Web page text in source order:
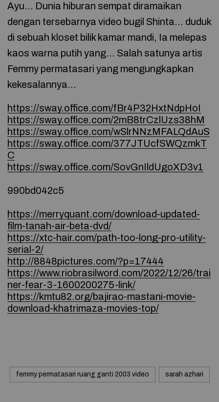
Ayu… Dunia hiburan sempat diramaikan
dengan tersebarnya video bugil Shinta… duduk
di sebuah kloset bilik kamar mandi, Ia melepas
kaos warna putih yang… Salah satunya artis
Femmy permatasari yang mengungkapkan
kekesalannya…
https://sway.office.com/fBr4P32HxtNdpHoI
https://sway.office.com/2mB8trCzlUzs38hM
https://sway.office.com/wSlrNNzMFALQdAuS
https://sway.office.com/377JTUcfSWQzmkT
C
https://sway.office.com/SovGnIldUgoXD3v1
990bd042c5
https://merryquant.com/download-updated-
film-tanah-air-beta-dvd/
https://xtc-hair.com/path-too-long-pro-utility-
serial-2/
http://8848pictures.com/?p=17444
https://www.riobrasilword.com/2022/12/26/trai
ner-fear-3-1600200275-link/
https://kmtu82.org/bajirao-mastani-movie-
download-khatrimaza-movies-top/
femmy permatasari ruang ganti 2003 video sarah azhari